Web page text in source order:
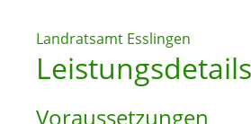
Landratsamt Esslingen
Leistungsdetails
Voraussetzungen